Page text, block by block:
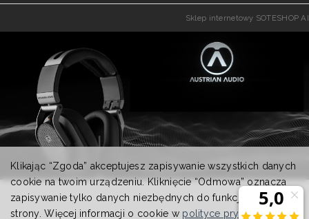
Sklep internetowy SOTESHOP AI
Klikając “Zgoda” akceptujesz zapisywanie wszystkich danych
cookie na twoim urządzeniu. Kliknięcie “Odmowa” oznacza
zapisywanie tylko danych niezbędnych do funkcjonowania
strony. Więcej informacji o cookie w polityce prywatności.